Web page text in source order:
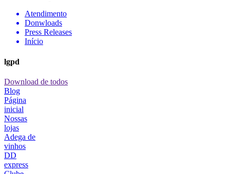
Atendimento
Donwloads
Press Releases
Início
lgpd
Download de todos
Blog
Página
inicial
Nossas
lojas
Adega de
vinhos
DD
express